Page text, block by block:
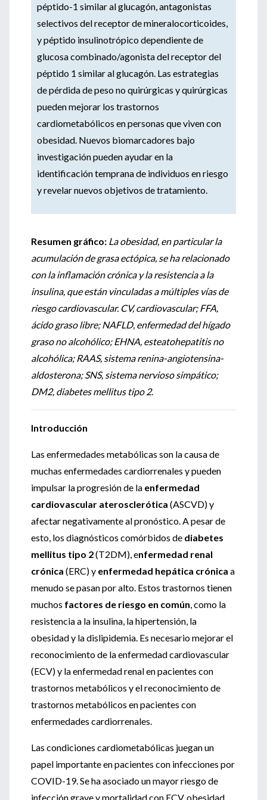
péptido-1 similar al glucagón, antagonistas
selectivos del receptor de mineralocorticoides,
y péptido insulinotrópico dependiente de
glucosa combinado/agonista del receptor del
péptido 1 similar al glucagón. Las estrategias
de pérdida de peso no quirúrgicas y quirúrgicas
pueden mejorar los trastornos
cardiometabólicos en personas que viven con
obesidad. Nuevos biomarcadores bajo
investigación pueden ayudar en la
identificación temprana de individuos en riesgo
y revelar nuevos objetivos de tratamiento.
Resumen gráfico: La obesidad, en particular la
acumulación de grasa ectópica, se ha relacionado
con la inflamación crónica y la resistencia a la
insulina, que están vinculadas a múltiples vías de
riesgo cardiovascular. CV, cardiovascular; FFA,
ácido graso libre; NAFLD, enfermedad del hígado
graso no alcohólico; EHNA, esteatohepatitis no
alcohólica; RAAS, sistema renina-angiotensina-
aldosterona; SNS, sistema nervioso simpático;
DM2, diabetes mellitus tipo 2.
Introducción
Las enfermedades metabólicas son la causa de
muchas enfermedades cardiorrenales y pueden
impulsar la progresión de la enfermedad
cardiovascular aterosclerótica (ASCVD) y
afectar negativamente al pronóstico. A pesar de
esto, los diagnósticos comórbidos de diabetes
mellitus tipo 2(T2DM), enfermedad renal
crónica (ERC) y enfermedad hepática crónica a
menudo se pasan por alto. Estos trastornos tienen
muchos factores de riesgo en común, como la
resistencia a la insulina, la hipertensión, la
obesidad y la dislipidemia. Es necesario mejorar el
reconocimiento de la enfermedad cardiovascular
(ECV) y la enfermedad renal en pacientes con
trastornos metabólicos y el reconocimiento de
trastornos metabólicos en pacientes con
enfermedades cardiorrenales.
Las condiciones cardiometabólicas juegan un
papel importante en pacientes con infecciones por
COVID-19. Se ha asociado un mayor riesgo de
infección grave y mortalidad con ECV, obesidad,